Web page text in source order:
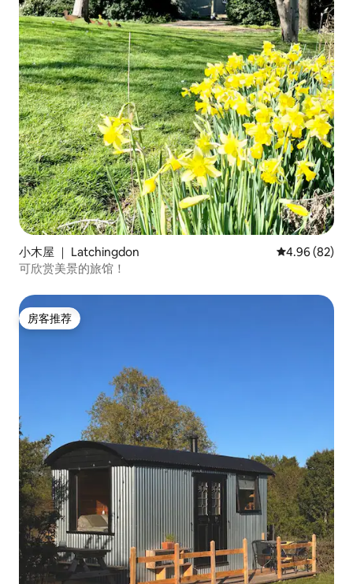
小木屋 ｜ Latchingdon 平均评分 4.96
4.96 (82)
可欣赏美景的旅馆！
房客推荐
房客推荐